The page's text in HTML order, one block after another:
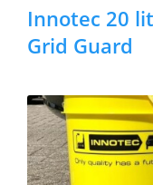
Innotec 20
Grid Guard